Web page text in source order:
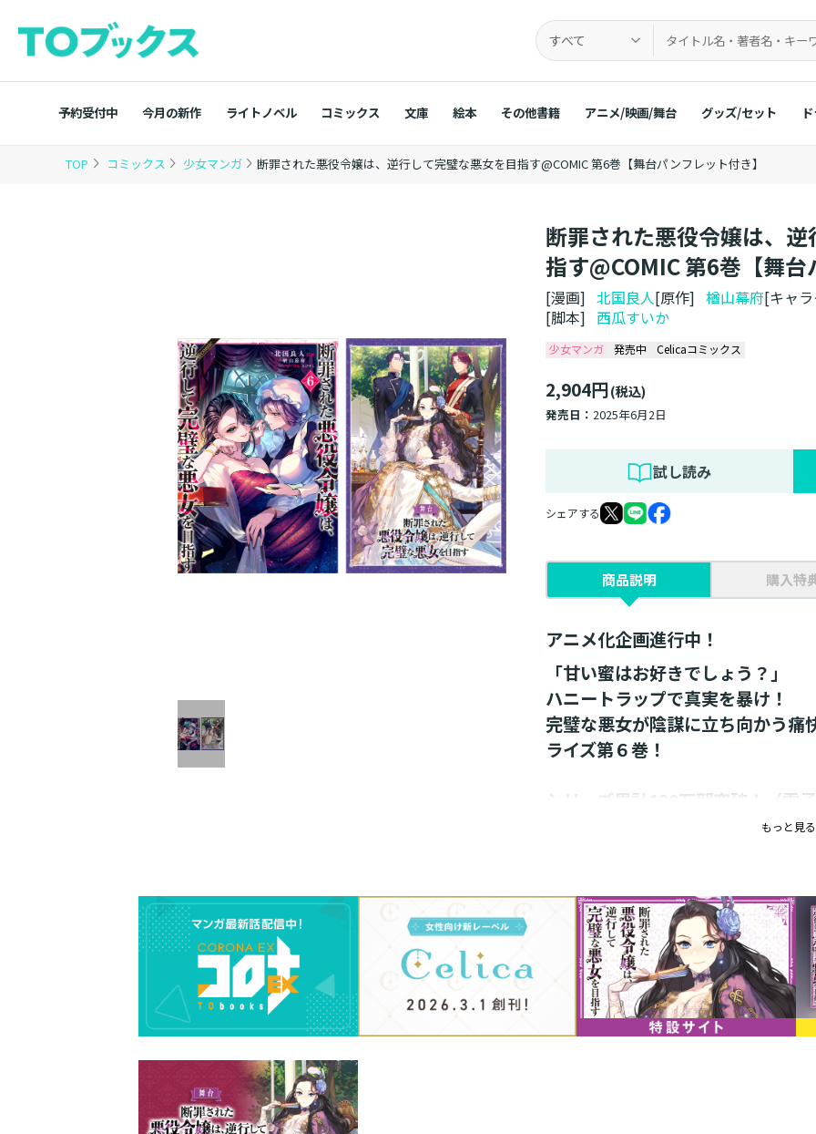
すべて
予約受付中 今月の新作 ライトノベル コミックス 文庫 絵本 その他書籍 アニメ/映画/舞台 グッズ/セット
TOP コミックス 少女マンガ 断罪された悪役令嬢は、逆行して完璧な悪女を目指す@COMIC 第6巻【舞台パンフレット付き】
断罪された悪役令嬢は、
指す@COMIC 第6巻【舞台
[漫画]北国良人[原作]楢山幕府[キャ
[脚本] 西瓜すいか
少女マンガ 発売中 Celicaコミックス
2,904円(税込)
発売日：2025年6月2日
試し読み
シェアする
商品説明 購入特
アニメ化企画進行中！
「甘い蜜はお好きでしょう？」
ハニートラップで真実を暴け！
完璧な悪女が陰謀に立ち向かう痛
ライズ第６巻！
シリーズ累計130万部突破！（電子
描き下ろし漫画20P＆原作・楢山
王位を望まないラウルの胸中とは裏腹に
対立が激化し、今や結婚さえも許され
そんな中、シルヴェスターが来訪中の町
ルであると示唆する証拠が見つかった
違和感を覚えたクラウディアは、自らが
いくが...？
もっと見る